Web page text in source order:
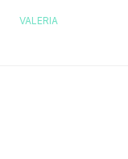
voglio credere
VALERIA